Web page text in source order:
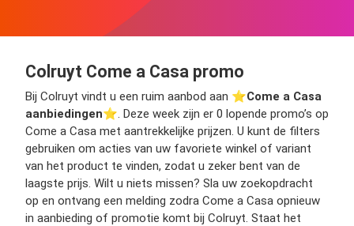
Colruyt Come a Casa promo
Bij Colruyt vindt u een ruim aanbod aan ⭐️Come a Casa
aanbiedingen⭐️. Deze week zijn er 0 lopende promo’s op
Come a Casa met aantrekkelijke prijzen. U kunt de filters
gebruiken om acties van uw favoriete winkel of variant
van het product te vinden, zodat u zeker bent van de
laagste prijs. Wilt u niets missen? Sla uw zoekopdracht
op en ontvang een melding zodra Come a Casa opnieuw
in aanbieding of promotie komt bij Colruyt. Staat het